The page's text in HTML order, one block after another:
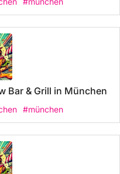
Bar & Grill in München
#münchen